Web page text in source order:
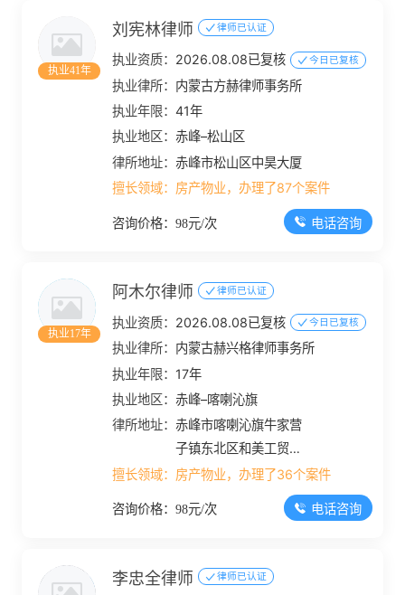
执业41年
刘宪林律师 律师已认证
执业资质： 2026.08.08已复核 今日已复核
执业律所： 内蒙古方赫律师事务所
执业年限：41年
执业地区：赤峰–松山区
律所地址：赤峰市松山区中昊大厦
擅长领域： 房产物业，办理了87个案件
咨询价格：98元/次 电话咨询
执业17年
阿木尔律师 律师已认证
执业资质： 2026.08.08已复核 今日已复核
执业律所： 内蒙古赫兴格律师事务所
执业年限： 17年
执业地区：赤峰–喀喇沁旗
律所地址：赤峰市喀喇沁旗牛家营
子镇东北区和美工贸产
业园区B19幢5楼
擅长领域： 房产物业，办理了36个案件
咨询价格：98元/次 电话咨询
李忠全律师 律师已认证